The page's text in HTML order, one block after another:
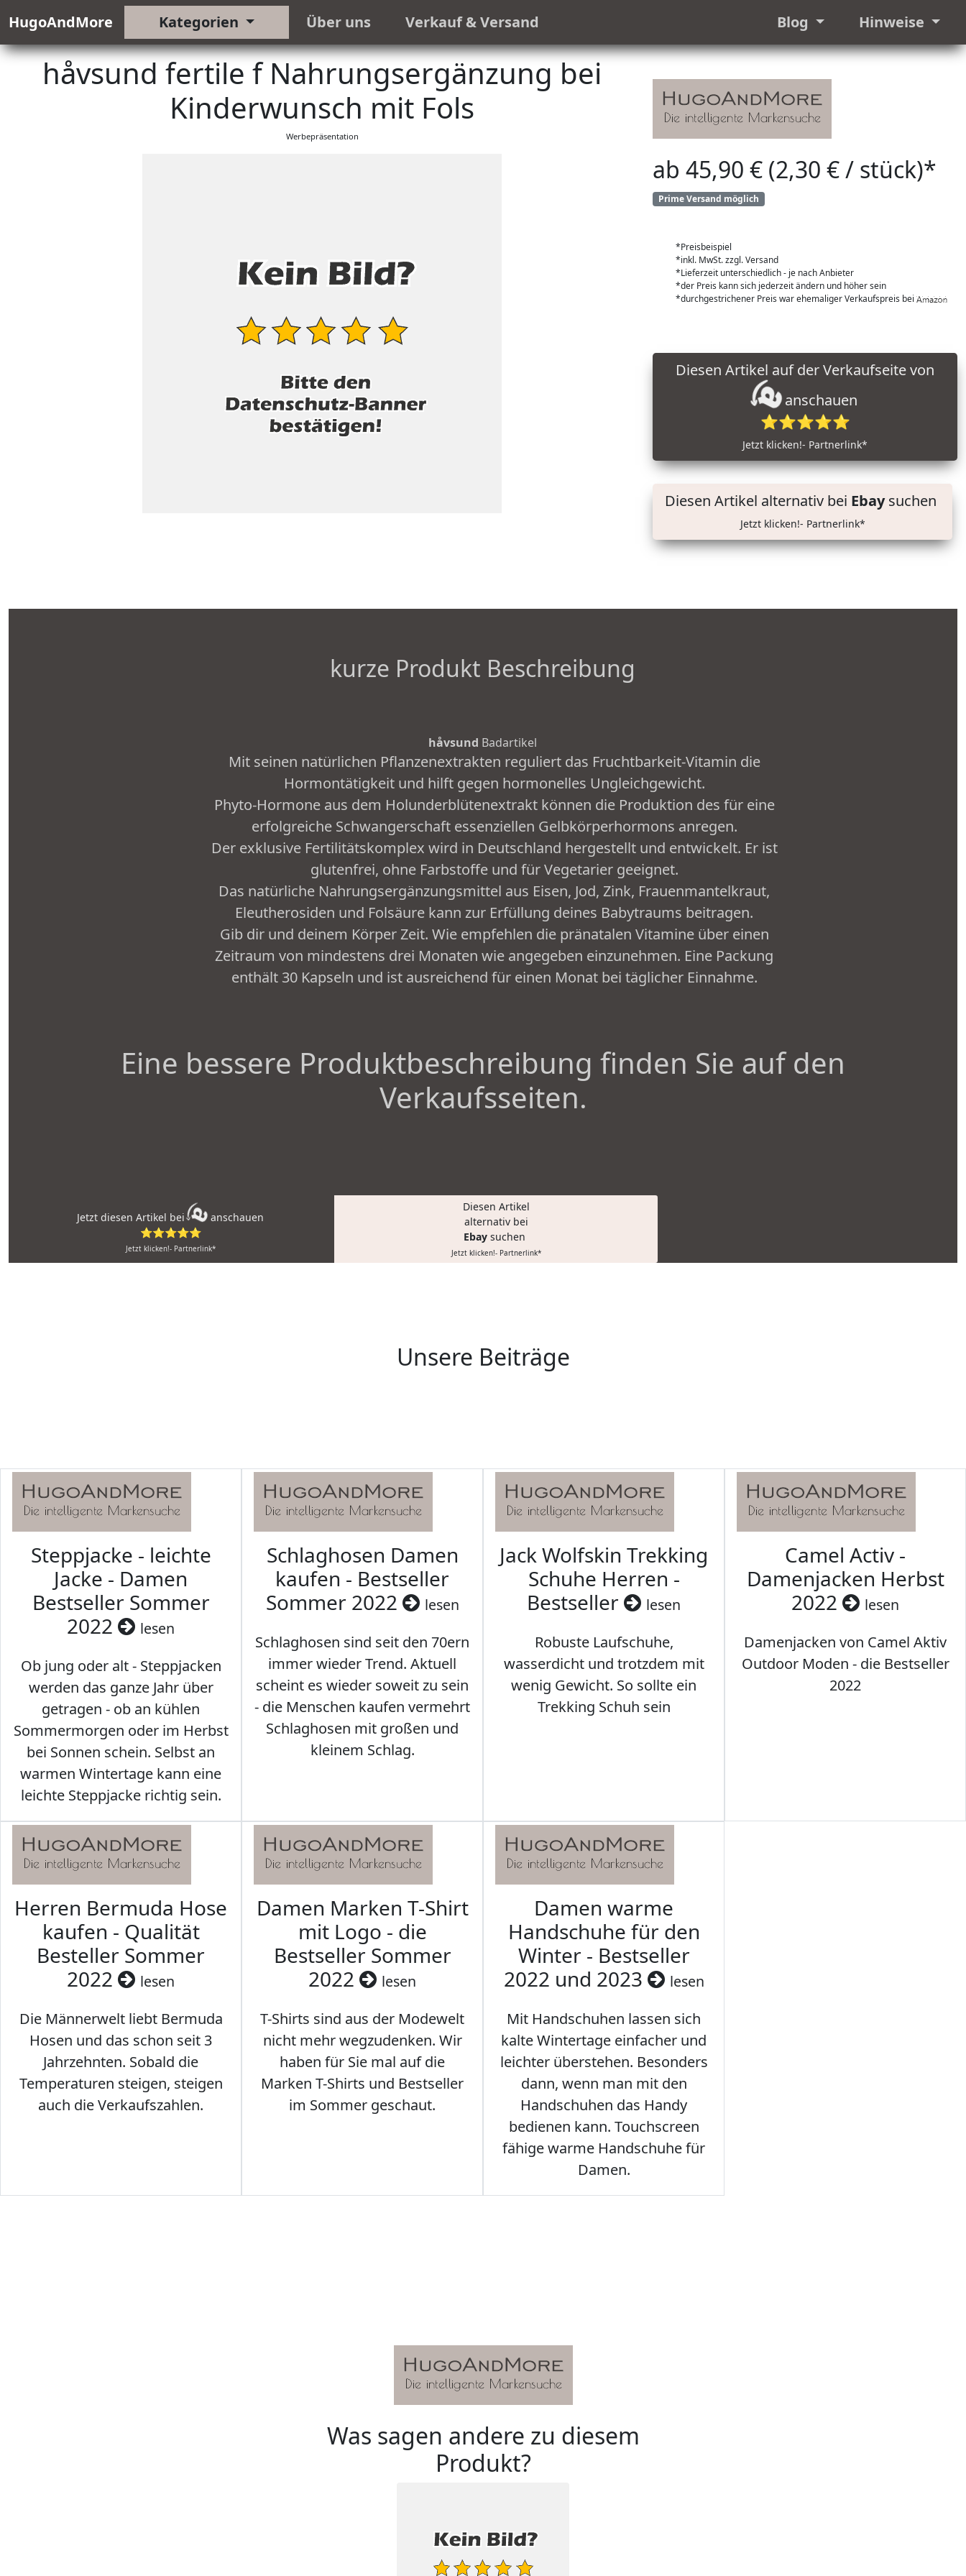
HugoAndMore Kategorien Über uns Verkauf & Versand Blog Hinweise
håvsund fertile f Nahrungsergänzung bei
Kinderwunsch mit Fols
Werbepräsentation
ab 45,90 € (2,30 € / stück)*
Prime Versand möglich
*Preisbeispiel
*inkl. MwSt. zzgl. Versand
*Lieferzeit unterschiedlich - je nach Anbieter
*der Preis kann sich jederzeit ändern und höher sein
*durchgestrichener Preis war ehemaliger Verkaufspreis bei
anschauen
⭐⭐⭐⭐⭐
Jetzt klicken!- Partnerlink*
Diesen Artikel alternativ bei Ebaysuchen
Jetzt klicken!- Partnerlink*
kurze Produkt Beschreibung
håvsund Badartikel
Mit seinen natürlichen Pflanzenextrakten reguliert das Fruchtbarkeit-Vitamin die
Hormontätigkeit und hilft gegen hormonelles Ungleichgewicht.
Phyto-Hormone aus dem Holunderblütenextrakt können die Produktion des für eine
erfolgreiche Schwangerschaft essenziellen Gelbkörperhormons anregen.
Der exklusive Fertilitätskomplex wird in Deutschland hergestellt und entwickelt. Er ist
glutenfrei, ohne Farbstoffe und für Vegetarier geeignet.
Das natürliche Nahrungsergänzungsmittel aus Eisen, Jod, Zink, Frauenmantelkraut,
Eleutherosiden und Folsäure kann zur Erfüllung deines Babytraums beitragen.
Gib dir und deinem Körper Zeit. Wie empfehlen die pränatalen Vitamine über einen
Zeitraum von mindestens drei Monaten wie angegeben einzunehmen. Eine Packung
enthält 30 Kapseln und ist ausreichend für einen Monat bei täglicher Einnahme.
Eine bessere Produktbeschreibung finden Sie auf den
Verkaufsseiten.
Jetzt diesen Artikel bei
anschauen
⭐⭐⭐⭐⭐
Jetzt klicken!- Partnerlink*
Diesen Artikel
alternativ bei
Ebay suchen
Jetzt klicken!- Partnerlink*
Unsere Beiträge
Steppjacke - leichte
Jacke - Damen
Bestseller Sommer
2022
lesen
Ob jung oder alt - Steppjacken
werden das ganze Jahr über
getragen - ob an kühlen
Sommermorgen oder im Herbst
bei Sonnen schein. Selbst an
warmen Wintertage kann eine
leichte Steppjacke richtig sein.
Schlaghosen Damen
kaufen - Bestseller
Sommer 2022
lesen
Schlaghosen sind seit den 70ern
immer wieder Trend. Aktuell
scheint es wieder soweit zu sein
- die Menschen kaufen vermehrt
Schlaghosen mit großen und
kleinem Schlag.
Jack Wolfskin Trekking
Schuhe Herren -
Bestseller
lesen
Robuste Laufschuhe,
wasserdicht und trotzdem mit
wenig Gewicht. So sollte ein
Trekking Schuh sein
Camel Activ -
Damenjacken Herbst
2022
lesen
Damenjacken von Camel Aktiv
Outdoor Moden - die Bestseller
2022
Herren Bermuda Hose
kaufen - Qualität
Besteller Sommer
2022
lesen
Die Männerwelt liebt Bermuda
Hosen und das schon seit 3
Jahrzehnten. Sobald die
Temperaturen steigen, steigen
auch die Verkaufszahlen.
Damen Marken T-Shirt
mit Logo - die
Bestseller Sommer
2022
lesen
T-Shirts sind aus der Modewelt
nicht mehr wegzudenken. Wir
haben für Sie mal auf die
Marken T-Shirts und Bestseller
im Sommer geschaut.
Damen warme
Handschuhe für den
Winter - Bestseller
2022 und 2023
lesen
Mit Handschuhen lassen sich
kalte Wintertage einfacher und
leichter überstehen. Besonders
dann, wenn man mit den
Handschuhen das Handy
bedienen kann. Touchscreen
fähige warme Handschuhe für
Damen.
Was sagen andere zu diesem
Produkt?